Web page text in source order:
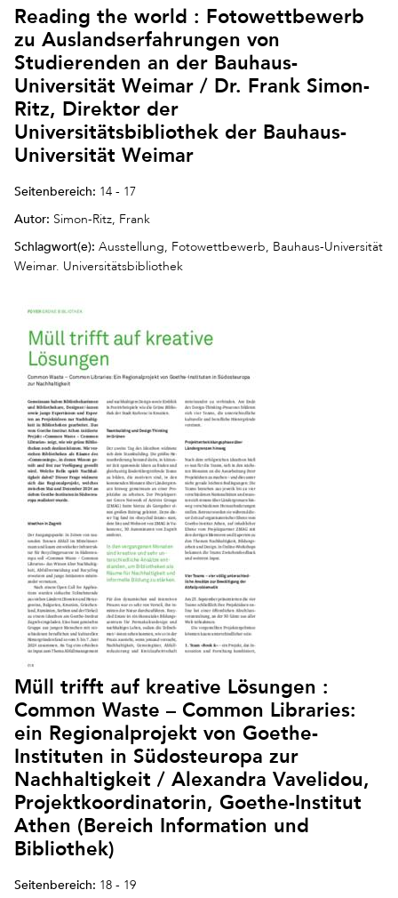
Reading the world : Fotowettbewerb
zu Auslandserfahrungen von
Studierenden an der Bauhaus-
Universität Weimar / Dr. Frank Simon-
Ritz, Direktor der
Universitätsbibliothek der Bauhaus-
Universität Weimar
Seitenbereich: 14 - 17
Autor: Simon-Ritz, Frank
Schlagwort(e): Ausstellung, Fotowettbewerb, Bauhaus-Universität
Weimar. Universitätsbibliothek
Müll trifft auf kreative Lösungen :
Common Waste – Common Libraries:
ein Regionalprojekt von Goethe-
Instituten in Südosteuropa zur
Nachhaltigkeit / Alexandra Vavelidou,
Projektkoordinatorin, Goethe-Institut
Athen (Bereich Information und
Bibliothek)
Seitenbereich: 18 - 19